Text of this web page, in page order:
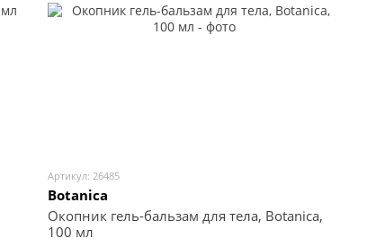
Артикул: 26485
Botanica
Окопник гель-бальзам для тела, Botanica,
100 мл